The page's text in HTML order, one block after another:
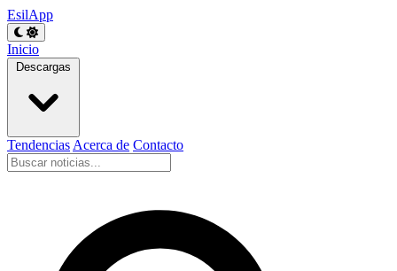
EsilApp
Inicio
Descargas
Tendencias Acerca de Contacto